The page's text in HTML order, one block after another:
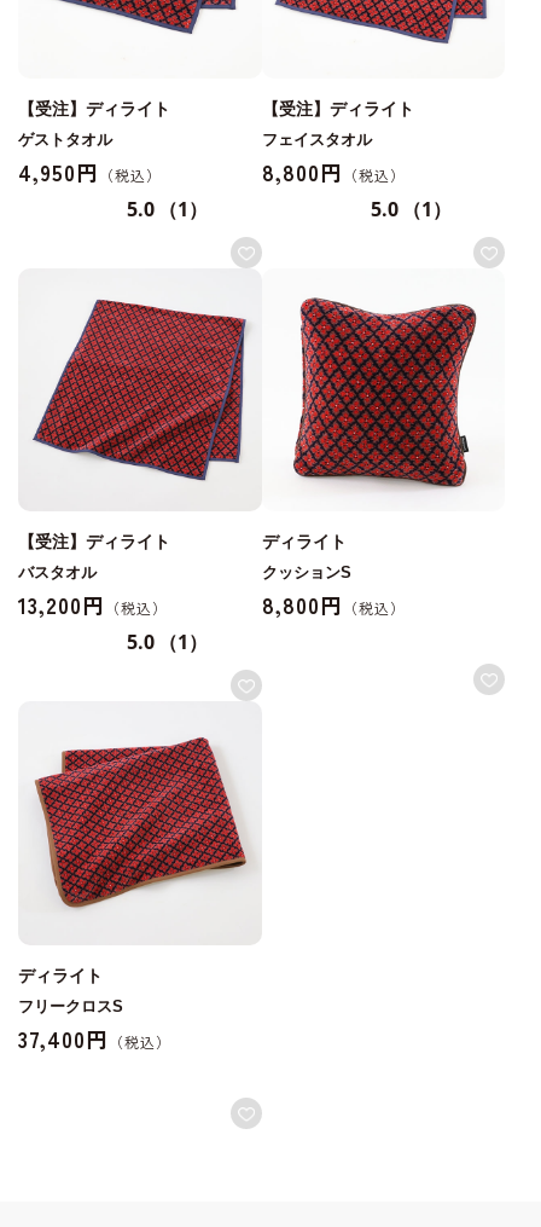
【受注】ディライト
ゲストタオル
4,950円
5.0 （1）
【受注】ディライト
フェイスタオル
8,800円
5.0 （1）
【受注】ディライト
バスタオル
13,200円
5.0 （1）
ディライト
クッションS
8,800円
ディライト
フリークロスS
37,400円